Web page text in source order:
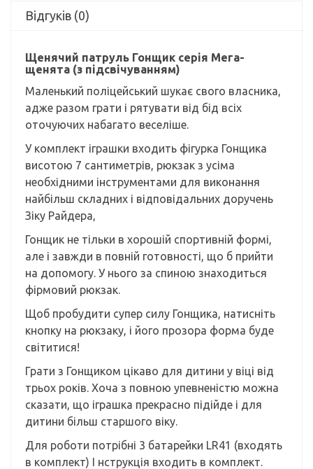
Відгуків (0)
Щенячий патруль Гонщик серія Мега-
щенята (з підсвічуванням)
Маленький поліцейський шукає свого власника,
адже разом грати і рятувати від бід всіх
оточуючих набагато веселіше.
У комплект іграшки входить фігурка Гонщика
висотою 7 сантиметрів, рюкзак з усіма
необхідними інструментами для виконання
найбільш складних і відповідальних доручень
Зіку Райдера,
Гонщик не тільки в хорошій спортивній формі,
але і завжди в повній готовності, що б прийти
на допомогу. У нього за спиною знаходиться
фірмовий рюкзак.
Щоб пробудити супер силу Гонщика, натисніть
кнопку на рюкзаку, і його прозора форма буде
світитися!
Грати з Гонщиком цікаво для дитини у віці від
трьох років. Хоча з повною упевненістю можна
сказати, що іграшка прекрасно підійде і для
дитини більш старшого віку.
Для роботи потрібні 3 батарейки LR41 (входять
в комплект) І нструкція входить в комплект.